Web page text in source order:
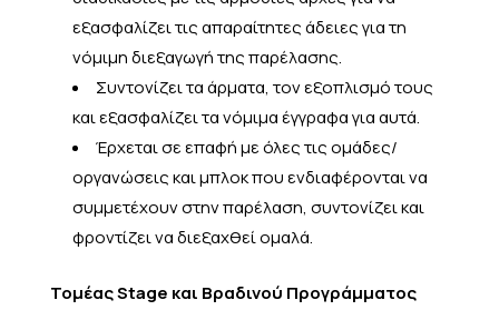
εξασφαλίζει τις απαραίτητες άδειες για τη
νόμιμη διεξαγωγή της παρέλασης.
Συντονίζει τα άρματα, τον εξοπλισμό τους
και εξασφαλίζει τα νόμιμα έγγραφα για αυτά.
Έρχεται σε επαφή με όλες τις ομάδες/
οργανώσεις και μπλοκ που ενδιαφέρονται να
συμμετέχουν στην παρέλαση, συντονίζει και
φροντίζει να διεξαχθεί ομαλά.
Τομέας Stage και Βραδινού Προγράμματος